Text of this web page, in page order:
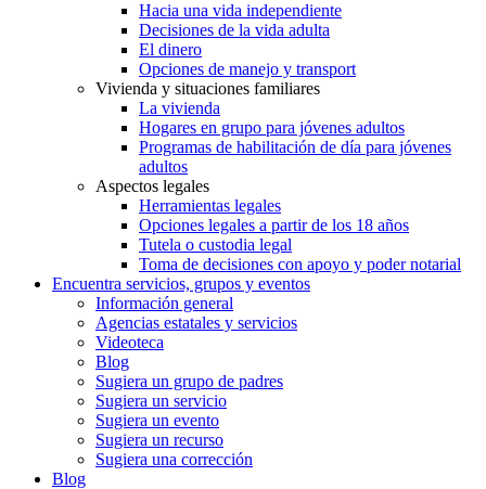
Hacia una vida independiente
Decisiones de la vida adulta
El dinero
Opciones de manejo y transport
Vivienda y situaciones familiares
La vivienda
Hogares en grupo para jóvenes adultos
Programas de habilitación de día para jóvenes
adultos
Aspectos legales
Herramientas legales
Opciones legales a partir de los 18 años
Tutela o custodia legal
Toma de decisiones con apoyo y poder notarial
Encuentra servicios, grupos y eventos
Información general
Agencias estatales y servicios
Videoteca
Blog
Sugiera un grupo de padres
Sugiera un servicio
Sugiera un evento
Sugiera un recurso
Sugiera una corrección
Blog